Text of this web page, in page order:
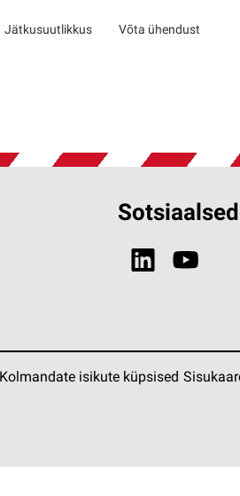
Jätkusuutlikkus Võta ühendust
Kolmandate isikute küpsised